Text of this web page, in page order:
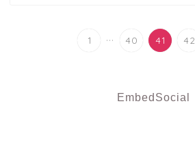
1 ... 40 41 42
EmbedSocial